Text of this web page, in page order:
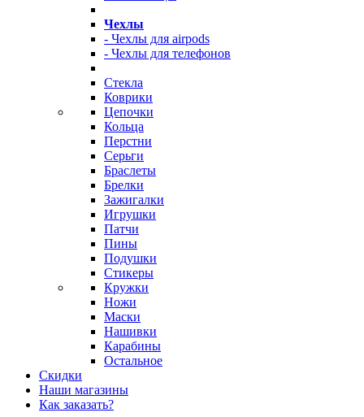
Чехлы
- Чехлы для airpods
- Чехлы для телефонов
Стекла
Коврики
Цепочки
Кольца
Перстни
Серьги
Браслеты
Брелки
Зажигалки
Игрушки
Патчи
Пины
Подушки
Стикеры
Кружки
Ножи
Маски
Нашивки
Карабины
Остальное
Скидки
Наши магазины
Как заказать?